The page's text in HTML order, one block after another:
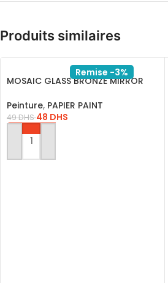
Produits similaires
Remise -3%
MOSAIC GLASS BRONZE MIRROR
Peinture, PAPIER PAINT
49DHS 48 DHS
AJOUTER AU PANIER